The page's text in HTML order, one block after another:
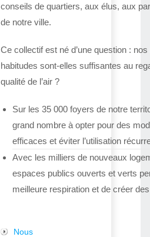
conseils de quartiers, aux élus, aux
de notre ville.
Ce collectif est né d’une question :
habitudes sont-elles suffisantes au
qualité de l’air ?
Sur les 35 000 foyers de notre
grand nombre à opter pour des
efficaces et éviter l’utilisation
Avec les milliers de nouveaux
espaces publics ouverts et verts
meilleure respiration et de créer
Nous